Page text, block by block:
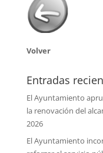
Volver
Entradas
El Ayuntamiento
la renovación del
2026
El Ayuntamiento